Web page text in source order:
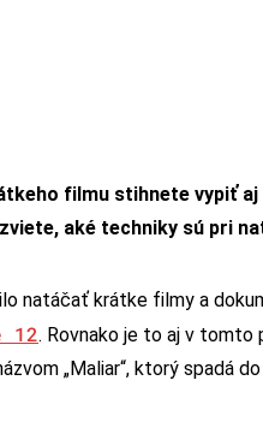
filmu stihnete vypiť aj
aké techniky sú pri
natáčať krátke filmy a
12. Rovnako je to aj v tomto
„Maliar“, ktorý spadá do